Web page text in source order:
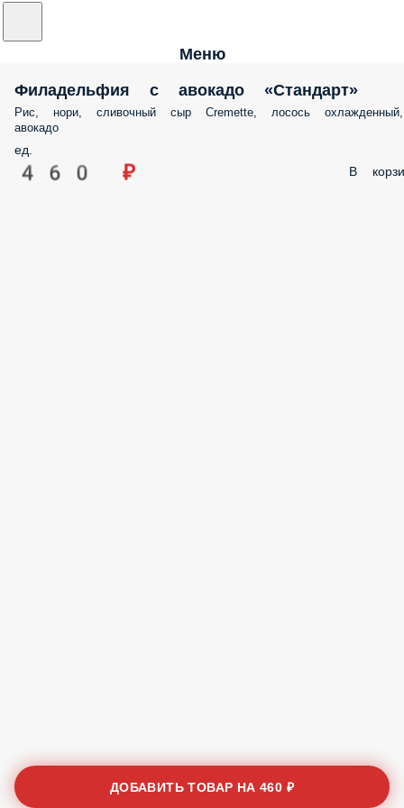
Меню
Филадельфия с авокадо «Стандарт»
Рис, нори, сливочный сыр Cremette, лосось охлажденный,
авокадо
ед.
460 ₽ В
ДОБАВИТЬ ТОВАР НА460 ₽